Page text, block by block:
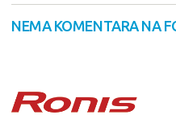
NEMA KOMENTARA NA